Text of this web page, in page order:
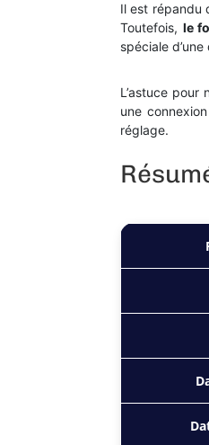
Il est répandu
Toutefois, le
spéciale
L’astuce
une
réglage.